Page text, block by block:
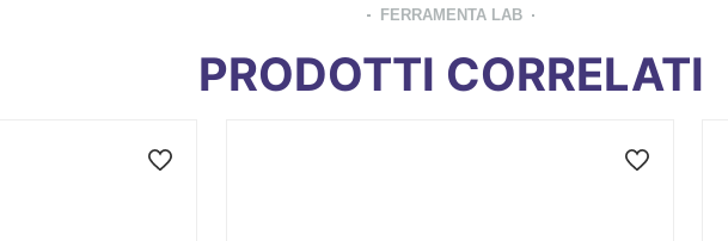
FERRAMENTA LAB
PRODOTTI CORRELATI